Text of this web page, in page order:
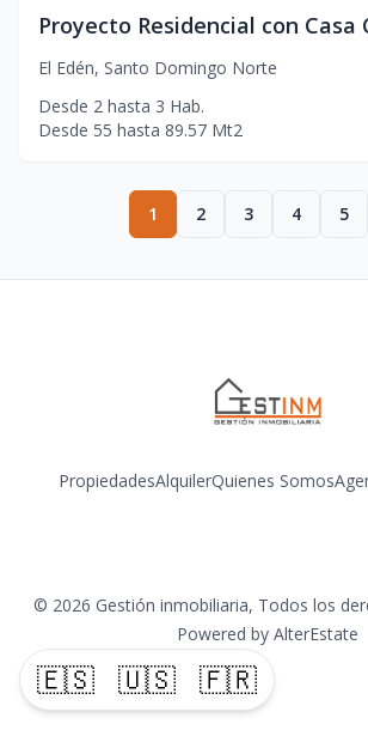
🇪🇸 🇺🇸 🇫🇷
El Edén, Santo Domingo Norte
Desde 2 hasta 3 Hab.
Desde 55 hasta 89.57 Mt2
1 2 3 4 5
PropiedadesAlquilerQuienes Somos
© 2026 Gestión inmobiliaria, Todos los
Powered by AlterEstate